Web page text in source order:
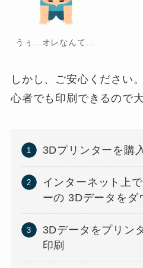
うぅ…オレなんて…
しかし、ご安心ください
心者でも印刷できるので
3Dプリンターを購
インターネット上
ーの 3Dデータをダ
3Dデータをプリン
印刷